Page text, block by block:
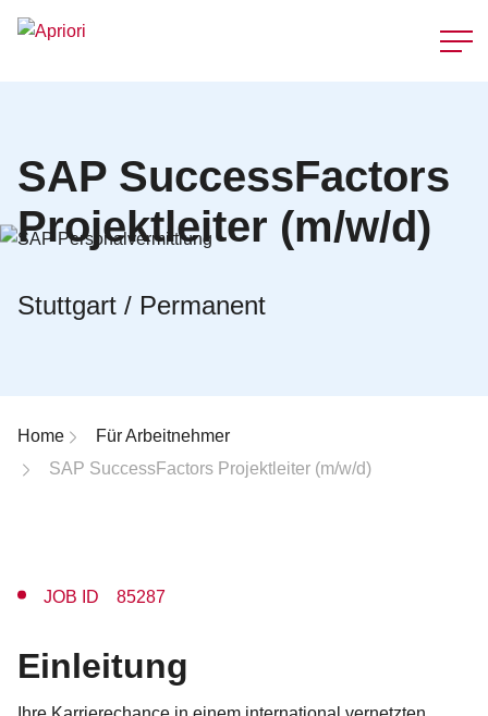
SAP SuccessFactors
Projektleiter (m/w/d)
Stuttgart / Permanent
Breadcrumb-Navigation
Home
Für Arbeitnehmer
SAP SuccessFactors Projektleiter (m/w/d)
JOB ID 85287
Einleitung